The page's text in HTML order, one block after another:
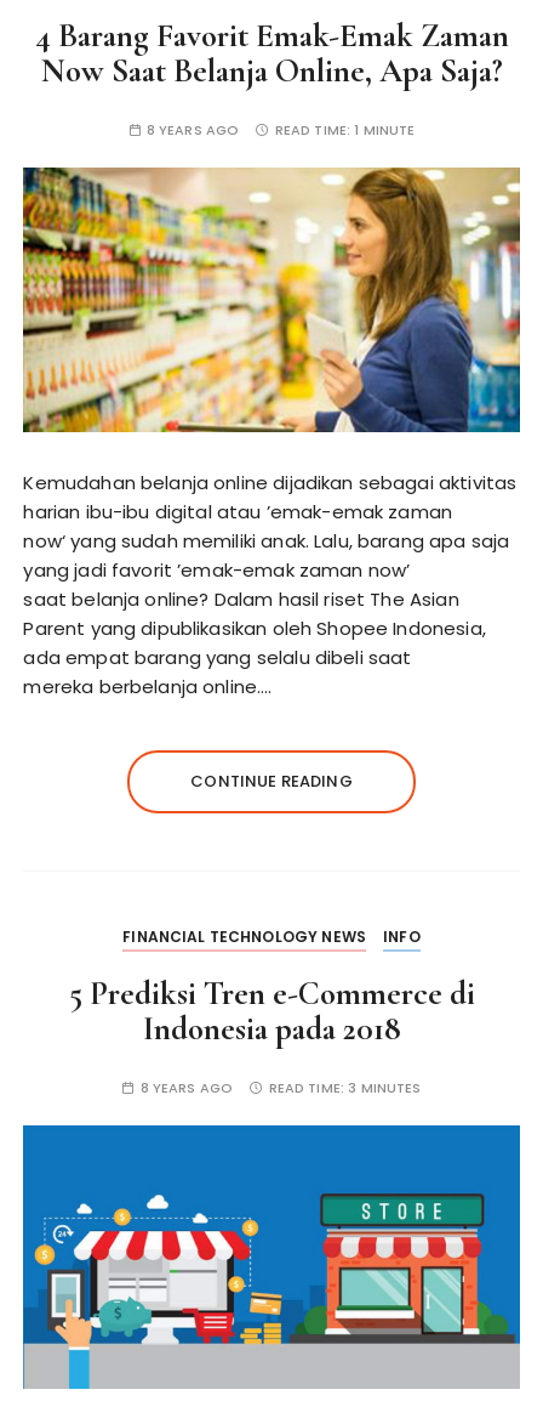
4 Barang Favorit Emak-Emak Zaman
Now Saat Belanja Online, Apa Saja?
8 YEARS AGO READ TIME:1 MINUTE
Kemudahan belanja online dijadikan sebagai aktivitas
harian ibu-ibu digital atau ’emak-emak zaman
now‘ yang sudah memiliki anak. Lalu, barang apa saja
yang jadi favorit ’emak-emak zaman now’
saat belanja online? Dalam hasil riset The Asian
Parent yang dipublikasikan oleh Shopee Indonesia,
ada empat barang yang selalu dibeli saat
mereka berbelanja online….
CONTINUE READING
FINANCIAL TECHNOLOGY NEWS INFO
5 Prediksi Tren e-Commerce di
Indonesia pada 2018
8 YEARS AGO READ TIME: 3 MINUTES